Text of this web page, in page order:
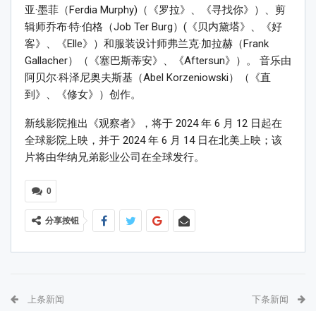
亚·墨菲（Ferdia Murphy)（《罗拉》、《寻找你》）、剪
辑师乔布·特·伯格（Job Ter Burg）(《贝内黛塔》、《好
客》、《Elle》）和服装设计师弗兰克·加拉赫（Frank
Gallacher）（《塞巴斯蒂安》、《Aftersun》）。 音乐由
阿贝尔·科泽尼奥夫斯基（Abel Korzeniowski）（《直
到》、《修女》）创作。
新线影院推出《观察者》，将于 2024 年 6 月 12 日起在
全球影院上映，并于 2024 年 6 月 14 日在北美上映；该
片将由华纳兄弟影业公司在全球发行。
0
分享按钮
上条新闻 下条新闻